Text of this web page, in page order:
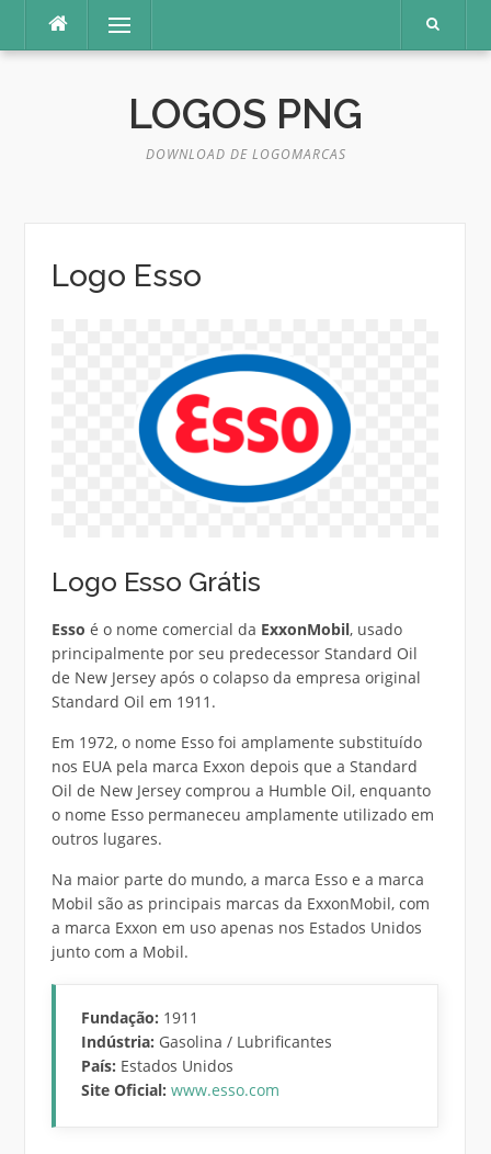
o
Menu
LOGOS PNG
DOWNLOAD DE LOGOMARCAS
Logo Esso
Logo Esso Grátis
Esso é o nome comercial da ExxonMobil, usado
principalmente por seu predecessor Standard Oil
de New Jersey após o colapso da empresa original
Standard Oil em 1911.
Em 1972, o nome Esso foi amplamente substituído
nos EUA pela marca Exxon depois que a Standard
Oil de New Jersey comprou a Humble Oil, enquanto
o nome Esso permaneceu amplamente utilizado em
outros lugares.
Na maior parte do mundo, a marca Esso e a marca
Mobil são as principais marcas da ExxonMobil, com
a marca Exxon em uso apenas nos Estados Unidos
junto com a Mobil.
Fundação: 1911
Indústria: Gasolina / Lubrificantes
País: Estados Unidos
Site Oficial: www.esso.com